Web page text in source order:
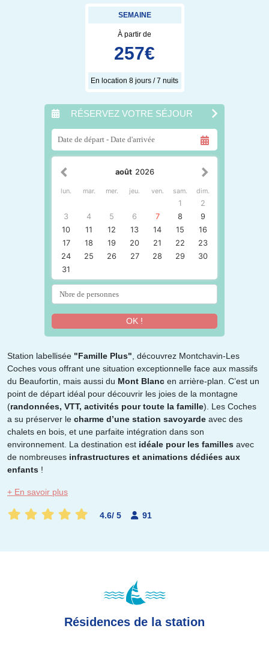
SEMAINE
À partir de
257€
En location 8 jours / 7 nuits
RÉSERVEZ VOTRE SÉJOUR
août 2026
lun. mar. mer. jeu. ven. sam. dim.
1
2
3
4 5 6 7 8
9
10
11 12 13 14 15
16
17
18 19 20 21 22
23
24
25 26 27 28 29
30
31
OK !
Station labellisée "Famille Plus" , découvrez Montchavin-Les
Coches vous offrant une situation exceptionnelle face aux massifs
du Beaufortin, mais aussi du Mont Blanc en arrière-plan. C’est un
point de départ idéal pour découvrir les joies de la montagne
(randonnées, VTT, activités pour toute la famille). Les Coches
a su préserver le charme d’une station savoyarde avec des
chalets en bois, et une parfaite intégration dans son
environnement. La destination est idéale pour les familles avec
de nombreuses infrastructures et animations dédiées aux
enfants !
+ En savoir plus
4.6/ 5 91
Résidences de la station